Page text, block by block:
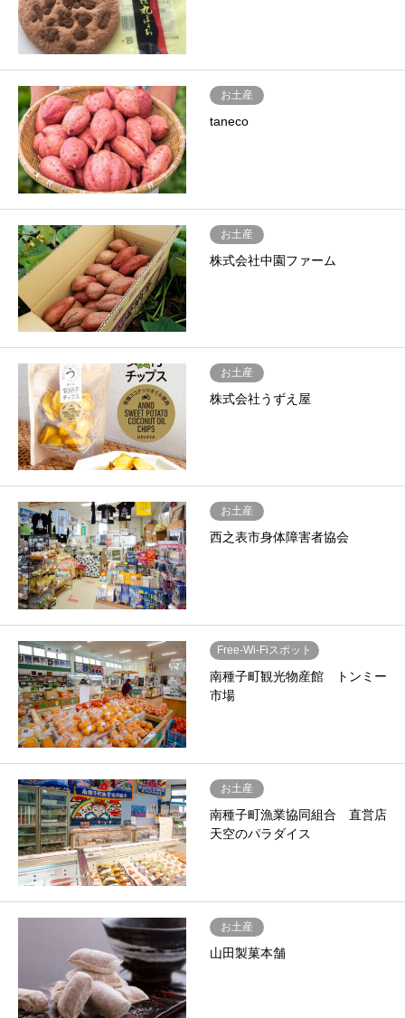
お土産
taneco
お土産
株式会社中園ファーム
お土産
株式会社うずえ屋
お土産
西之表市身体障害者協会
Free-Wi-Fiスポット
南種子町観光物産館 トンミー
市場
お土産
南種子町漁業協同組合 直営店
天空のパラダイス
お土産
山田製菓本舗